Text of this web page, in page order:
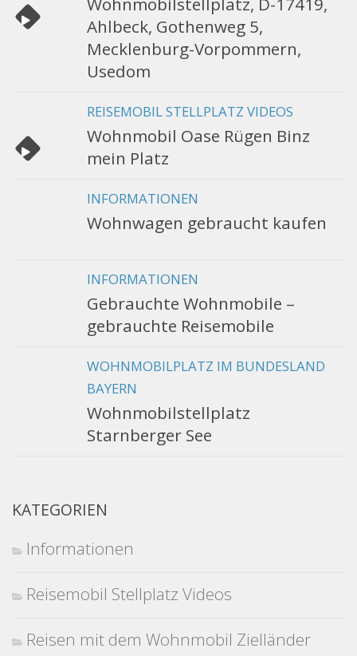
Ahlbeck, Gothenweg 5,
Mecklenburg-Vorpommern,
Usedom
REISEMOBIL STELLPLATZ VIDEOS
Wohnmobil Oase Rügen Binz
mein Platz
INFORMATIONEN
Wohnwagen gebraucht kaufen
INFORMATIONEN
Gebrauchte Wohnmobile –
gebrauchte Reisemobile
WOHNMOBILPLATZ IM BUNDESLAND
BAYERN
Wohnmobilstellplatz
Starnberger See
KATEGORIEN
Informationen
Reisemobil Stellplatz Videos
Reisen mit dem Wohnmobil Zielländer